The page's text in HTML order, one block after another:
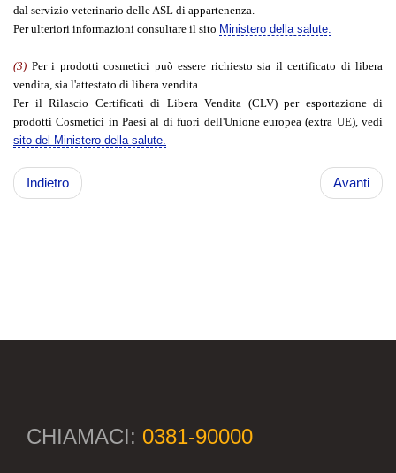
dal servizio veterinario delle ASL di appartenenza.
Per ulteriori informazioni consultare il sito Ministero della salute.
(3) Per i prodotti cosmetici può essere richiesto sia il certificato di libera
vendita, sia l'attestato di libera vendita.
Per il Rilascio Certificati di Libera Vendita (CLV) per esportazione di
prodotti Cosmetici in Paesi al di fuori dell'Unione europea (extra UE), vedi
sito del Ministero della salute.
Indietro Avanti
CHIAMACI: 0381-90000